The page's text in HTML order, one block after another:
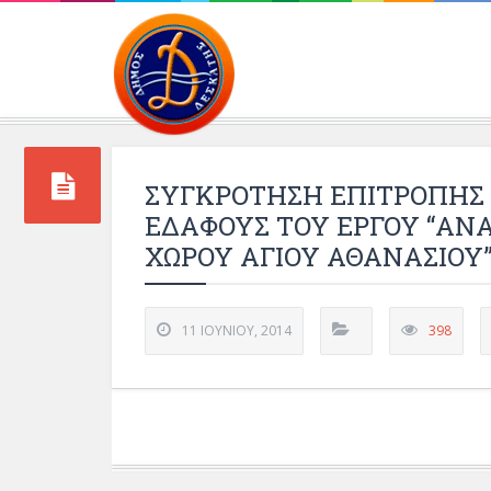
ΣΥΓΚΡΟΤΗΣΗ
ΕΔΑΦΟΥΣ ΤΟΥ ΕΡΓΟΥ
ΧΩΡΟΥ ΑΓΙΟΥ ΑΘΑΝΑΣΙΟΥ”
11 ΙΟΥΝΊΟΥ, 2014 398